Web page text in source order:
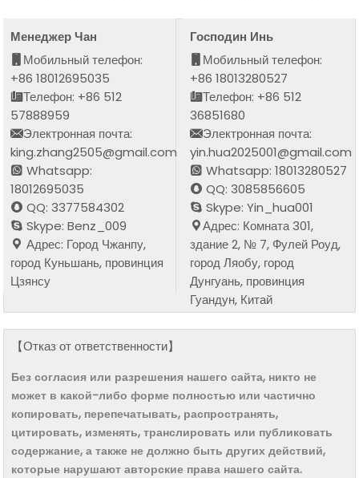
Менеджер Чан
Мобильный телефон:
+86 18012695035
Телефон: +86 512
57888959
Электронная почта:
king.zhang2505@gmail.com
Whatsapp:
18012695035
QQ: 3377584302
Skype: Benz_009
Адрес: Город Чжанпу,
город Куньшань, провинция
Цзянсу
Господин Инь
Мобильный телефон:
+86 18013280527
Телефон: +86 512
36851680
Электронная почта:
yin.hua2025001@gmail.com
Whatsapp: 18013280527
QQ: 3085856605
Skype: Yin_hua001
Адрес: Комната 301,
здание 2, № 7, Фулей Роуд,
город Ляобу, город
Дунгуань, провинция
Гуандун, Китай
【Отказ от ответственности】
Без согласия или разрешения нашего сайта, никто не
может в какой-либо форме полностью или частично
копировать, перепечатывать, распространять,
цитировать, изменять, транслировать или публиковать
содержание, а также не должно быть других действий,
которые нарушают авторские права нашего сайта.